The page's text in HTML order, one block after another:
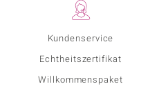
Kundenservice
Echtheitszertifikat
Willkommenspaket